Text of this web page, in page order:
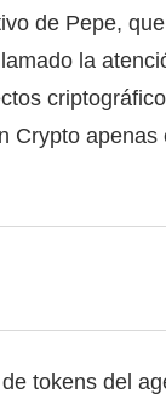
de Pepe,
la
Crypto
tokens del